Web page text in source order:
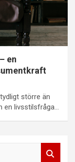
en
större än
en livsstilsfråga…